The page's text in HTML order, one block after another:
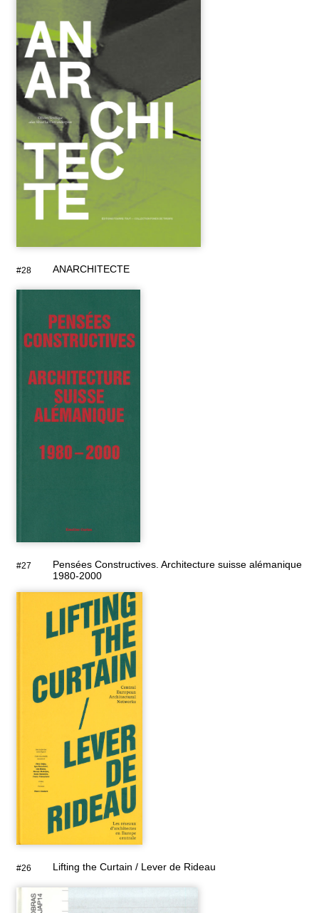
#28 ANARCHITECTE
#27
Pensées Constructives. Architecture suisse alémanique
1980-2000
#26 Lifting the Curtain / Lever de Rideau